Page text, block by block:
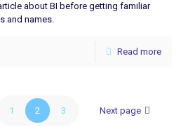
about BI before getting familiar
and names.
Read more
1 2 3 Next page